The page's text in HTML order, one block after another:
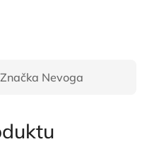
Značka Nevoga